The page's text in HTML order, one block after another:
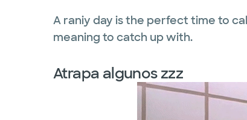
A raniy day isthe perfecttime to
meaning to catch up with.
Atrapa algunos zzz